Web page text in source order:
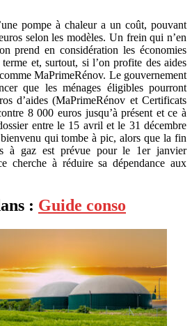
pompe à chaleur a un coût, pouvant
selon les modèles. Un frein qui n’en
prend en considération les économies
terme et, surtout, si l’on profite des aides
MaPrimeRénov. Le gouvernement
que les ménages éligibles pourront
d’aides (MaPrimeRénov et Certificats
8 000 euros jusqu’à présent et ce à
entre le 15 avril et le 31 décembre
qui tombe à pic, alors que la fin
à gaz est prévue pour le 1er janvier
cherche à réduire sa dépendance aux
: Guide conso